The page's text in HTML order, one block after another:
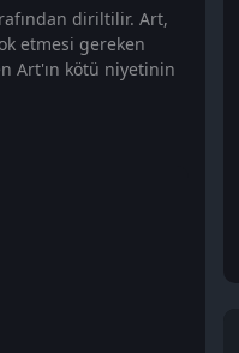
diriltilir. Art,
etmesi gereken
Art'ın kötü niyetinin